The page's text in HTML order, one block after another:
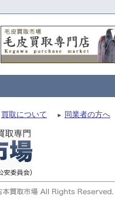
買取について 同業者の方へ